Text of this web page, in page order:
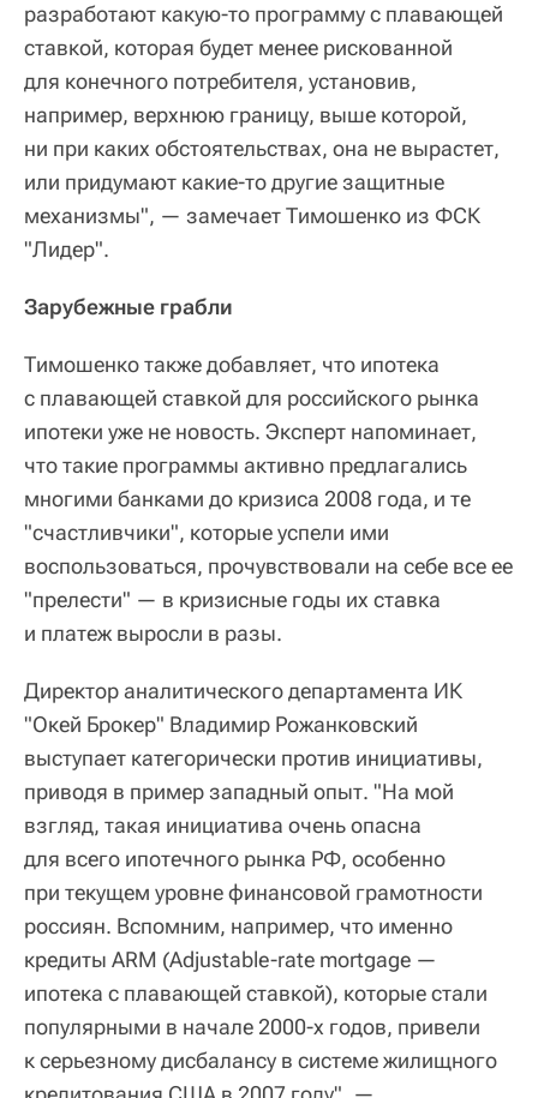
разработают какую-то программу с плавающей
ставкой, которая будет менее рискованной
для конечного потребителя, установив,
например, верхнюю границу, выше которой,
ни при каких обстоятельствах, она не вырастет,
или придумают какие-то другие защитные
механизмы", — замечает Тимошенко из ФСК
"Лидер".
Зарубежные грабли
Тимошенко также добавляет, что ипотека
с плавающей ставкой для российского рынка
ипотеки уже не новость. Эксперт напоминает,
что такие программы активно предлагались
многими банками до кризиса 2008 года, и те
"счастливчики", которые успели ими
воспользоваться, прочувствовали на себе все ее
"прелести" — в кризисные годы их ставка
и платеж выросли в разы.
Директор аналитического департамента ИК
"Окей Брокер" Владимир Рожанковский
выступает категорически против инициативы,
приводя в пример западный опыт. "На мой
взгляд, такая инициатива очень опасна
для всего ипотечного рынка РФ, особенно
при текущем уровне финансовой грамотности
россиян. Вспомним, например, что именно
кредиты ARM (Adjustable-rate mortgage —
ипотека с плавающей ставкой), которые стали
популярными в начале 2000-х годов, привели
к серьезному дисбалансу в системе жилищного